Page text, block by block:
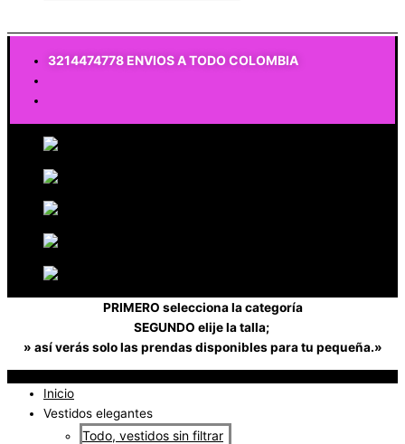
3214474778 ENVIOS A TODO COLOMBIA
PRIMERO selecciona la categoría
SEGUNDO elije la talla;
» así verás solo las prendas disponibles para tu pequeña.»
Inicio
Vestidos elegantes
Todo, vestidos sin filtrar